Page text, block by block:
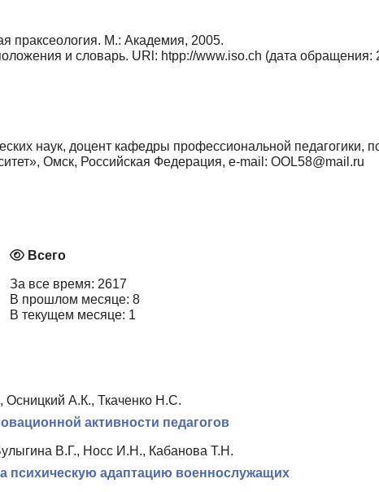
праксеология. М.: Академия, 2005.
и словарь. URl: htpp://www.iso.ch (дата об­ращения:
наук, доцент кафедры профессиональной педагогики,
Омск, Российская Федерация, e-mail: OOL58@mail.ru
Всего
За все время: 2617
В прошлом месяце: 8
В текущем месяце: 1
А.К., Ткаченко Н.С.
активности педагогов
В.Г., Носс И.Н., Кабанова Т.Н.
психическую адаптацию военнослужащих